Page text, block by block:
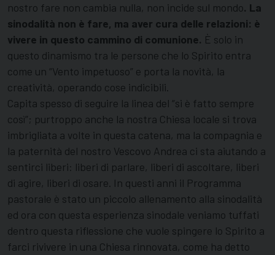
nostro fare non cambia nulla, non incide sul mondo. La
sinodalità non è fare, ma aver cura delle relazioni: è
vivere in questo cammino di comunione. È solo in
questo dinamismo tra le persone che lo Spirito entra
come un “Vento impetuoso” e porta la novità, la
creatività, operando cose indicibili.
Capita spesso di seguire la linea del “si è fatto sempre
così”; purtroppo anche la nostra Chiesa locale si trova
imbrigliata a volte in questa catena, ma la compagnia e
la paternità del nostro Vescovo Andrea ci sta aiutando a
sentirci liberi: liberi di parlare, liberi di ascoltare, liberi
di agire, liberi di osare. In questi anni il Programma
pastorale è stato un piccolo allenamento alla sinodalità
ed ora con questa esperienza sinodale veniamo tuffati
dentro questa riflessione che vuole spingere lo Spirito a
farci rivivere in una Chiesa rinnovata, come ha detto